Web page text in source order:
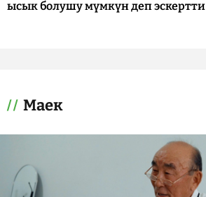
ысык болушу мүмкүн деп эскертти
Маек